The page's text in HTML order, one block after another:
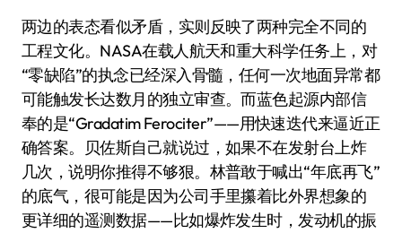
两边的表态看似矛盾，实则反映了两种完全不同的
工程文化。NASA在载人航天和重大科学任务上，对
“零缺陷”的执念已经深入骨髓，任何一次地面异常都
可能触发长达数月的独立审查。而蓝色起源内部信
奉的是“Gradatim Ferociter”——用快速迭代来逼近正
确答案。贝佐斯自己就说过，如果不在发射台上炸
几次，说明你推得不够狠。林普敢于喊出“年底再飞”
的底气，很可能是因为公司手里攥着比外界想象的
更详细的遥测数据——比如爆炸发生时，发动机的振